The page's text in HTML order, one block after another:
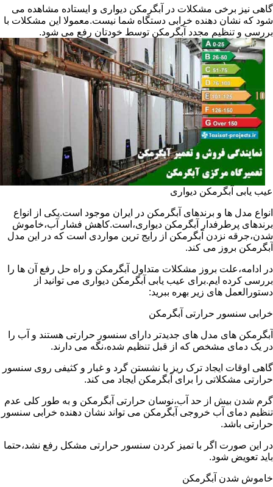
گاهی نیز برخی مشکلات در آبگرمکن دیواری و ایستاده مشاهده می
شود که نشان دهنده خرابی دستگاه شما نیست.معمولا این مشکلات با
بررسی و تنظیم مجدد آبگرمکن توسط خودتان رفع می شود.
عیب یابی آبگرمکن دیواری
انواع مدل ها و برندهای آبگرمکن در ایران موجود است.یکی از انواع
برندهای پرطرفدار آبگرمکن دیواری،است.کاهش فشار آب،خاموش
شدن،جرقه نزدن آبگرمکن از رایج ترین مواردی است که در این مدل
آبگرمکن بروز می کند.
در ادامه،علت بروز مشکلات متداول آبگرمکن و راه حل رفع آن ها را
بررسی کرده ایم.برای عیب یابی آبگرمکن دیواری می توانید از
دستورالعمل های زیر بهره ببرید:
خرابی سنسور حرارتی آبگرمکن
آبگرمکن های مدل های جدیدتر دارای سنسور حرارتی هستند و آب را
در یک دمای مشخص که از قبل تنظیم شده،نگه می دارند.
گاهی اوقات ایجاد ترک ریز یا نشستن گرد و غبار و کثیفی روی سنسور
حرارتی مشکلاتی را برای آبگرمکن ایجاد می کند.
گرم شدن بیش از حد آب،نوسان حرارتی آبگرمکن و به طور کلی عدم
تنظیم دمای آب خروجی آبگرمکن می تواند نشان دهنده خرابی سنسور
حرارتی باشد.
در این صورت اگر با تمیز کردن سنسور حرارتی مشکل رفع نشد،حتما
باید تعویض شود.
خاموش شدن آبگرمکن